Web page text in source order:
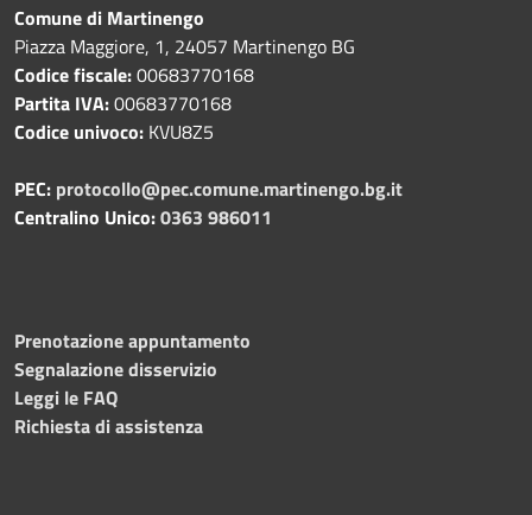
Comune di Martinengo
Piazza Maggiore, 1, 24057 Martinengo BG
Codice fiscale:00683770168
Partita IVA:00683770168
Codice univoco: KVU8Z5
PEC: protocollo@pec.comune.martinengo.bg.it
Centralino Unico:0363 986011
Prenotazione appuntamento
Segnalazione disservizio
Leggi le FAQ
Richiesta di assistenza